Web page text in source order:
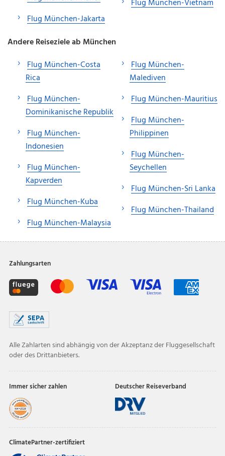
Flug München-Jakarta
Flug München-Vietnam
Andere Reiseziele ab München
Flug München-Costa
Rica
Flug München-
Dominikanische Republik
Flug München-
Indonesien
Flug München-
Kapverden
Flug München-Kuba
Flug München-Malaysia
Flug München-
Malediven
Flug München-Mauritius
Flug München-
Philippinen
Flug München-
Seychellen
Flug München-Sri Lanka
Flug München-Thailand